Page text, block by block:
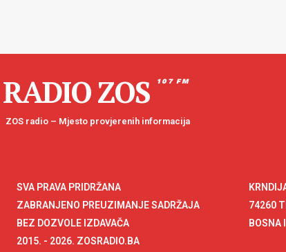
RADIO ZOS 107 FM
ZOS radio – Mjesto provjerenih informacija
SVA PRAVA PRIDRŽANA
ZABRANJENO PREUZIMANJE SADRŽAJA
BEZ DOZVOLE IZDAVAČA
2015. - 2026. ZOSRADIO.BA
74260
BOSNA